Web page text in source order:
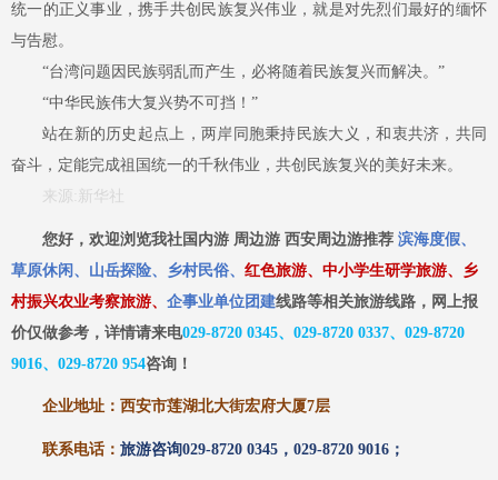
统一的正义事业，携手共创民族复兴伟业，就是对先烈们最好的缅怀
与告慰。
“台湾问题因民族弱乱而产生，必将随着民族复兴而解决。”
“中华民族伟大复兴势不可挡！”
站在新的历史起点上，两岸同胞秉持民族大义，和衷共济，共同
奋斗，定能完成祖国统一的千秋伟业，共创民族复兴的美好未来。
来源 :新华社
您好，欢迎浏览我社国内游 周边游 西安周边游推荐 滨海度假、
草原休闲、山岳探险、乡村民俗、 红色旅游、中小学生研学旅游、乡
村振兴农业考察旅游、 企事业单位团建线路等相关旅游线路，网上报
价仅做参考，详情请来电029-8720 0345、029-8720 0337、029-8720
9016、029-8720 954咨询 ！
企业地址：西安市莲湖北大街宏府大厦7层
联系电话：旅游咨询029-8720 0345，029-8720 9016；